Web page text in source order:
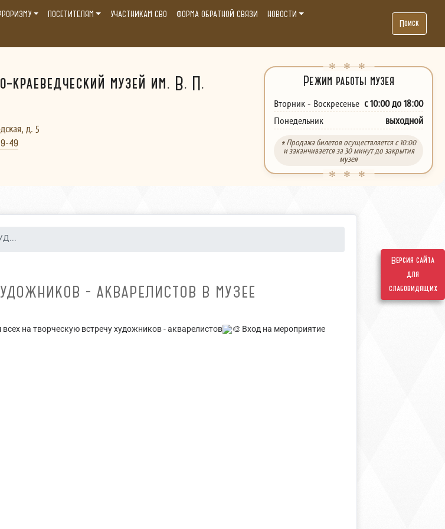
Версия сайта
для
слабовидящих
ПОСЕТИТЕЛЯМ УЧАСТНИКАМ СВО ФОРМА ОБРАТНОЙ СВЯЗИ
НОВОСТИ
Поиск
краеведческий музей им. В. П.
д. 5
49
Режим работы музея
Вторник - Воскресенье с 10:00 до 18:00
Понедельник выходной
* Продажа билетов осуществляется с 10:00
и заканчивается за 30 минут до закрытия
музея
- АКВАРЕЛИСТОВ В МУЗЕЕ
на творческую встречу художников - акварелистов
Вход на мероприятие